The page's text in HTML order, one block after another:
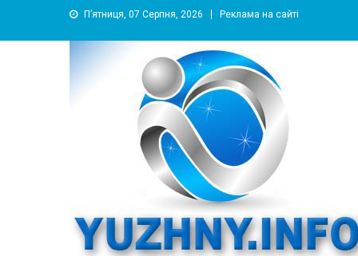
П’ятниця, 07 Серпня, 2026 Реклама на сайті
YUZHNY.INFO
информационный портал города Южный